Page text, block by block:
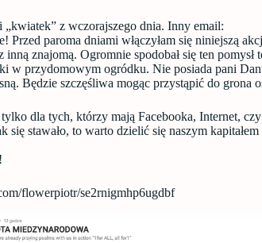
„kwiatek” z wczorajszego dnia. Inny email:
Przed paroma dniami włączyłam się niniejszą
inną znajomą. Ogromnie spodobał się ten pomysł
w przydomowym ogródku. Nie posiada pani
Będzie szczęśliwa mogąc przystąpić do grona
dla tych, którzy mają Facebooka, Internet,
się stawało, to warto dzielić się naszym
flowerpiotr/se2rnigmhp6ugdbf